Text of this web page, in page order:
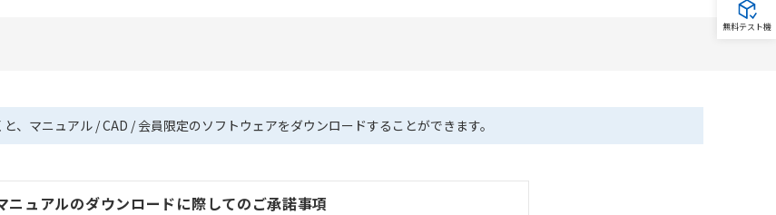
と、マニュアル / CAD / 会員限定のソフトウェアをダウンロードすることができます。
ュアルのダウンロードに際してのご承諾事項
無料テスト機